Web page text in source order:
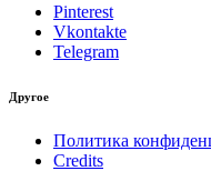
Pinterest
Vkontakte
Telegram
Другое
Политика
Credits